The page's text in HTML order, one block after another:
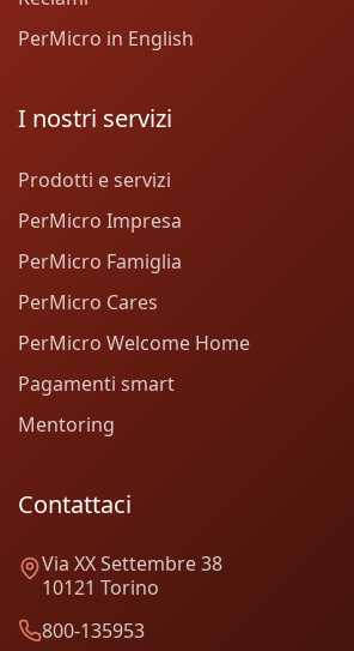
PerMicro in English
I nostri servizi
Prodotti e servizi
PerMicro Impresa
PerMicro Famiglia
PerMicro Cares
PerMicro Welcome Home
Pagamenti smart
Mentoring
Contattaci
Via XX Settembre 38
10121 Torino
800-135953